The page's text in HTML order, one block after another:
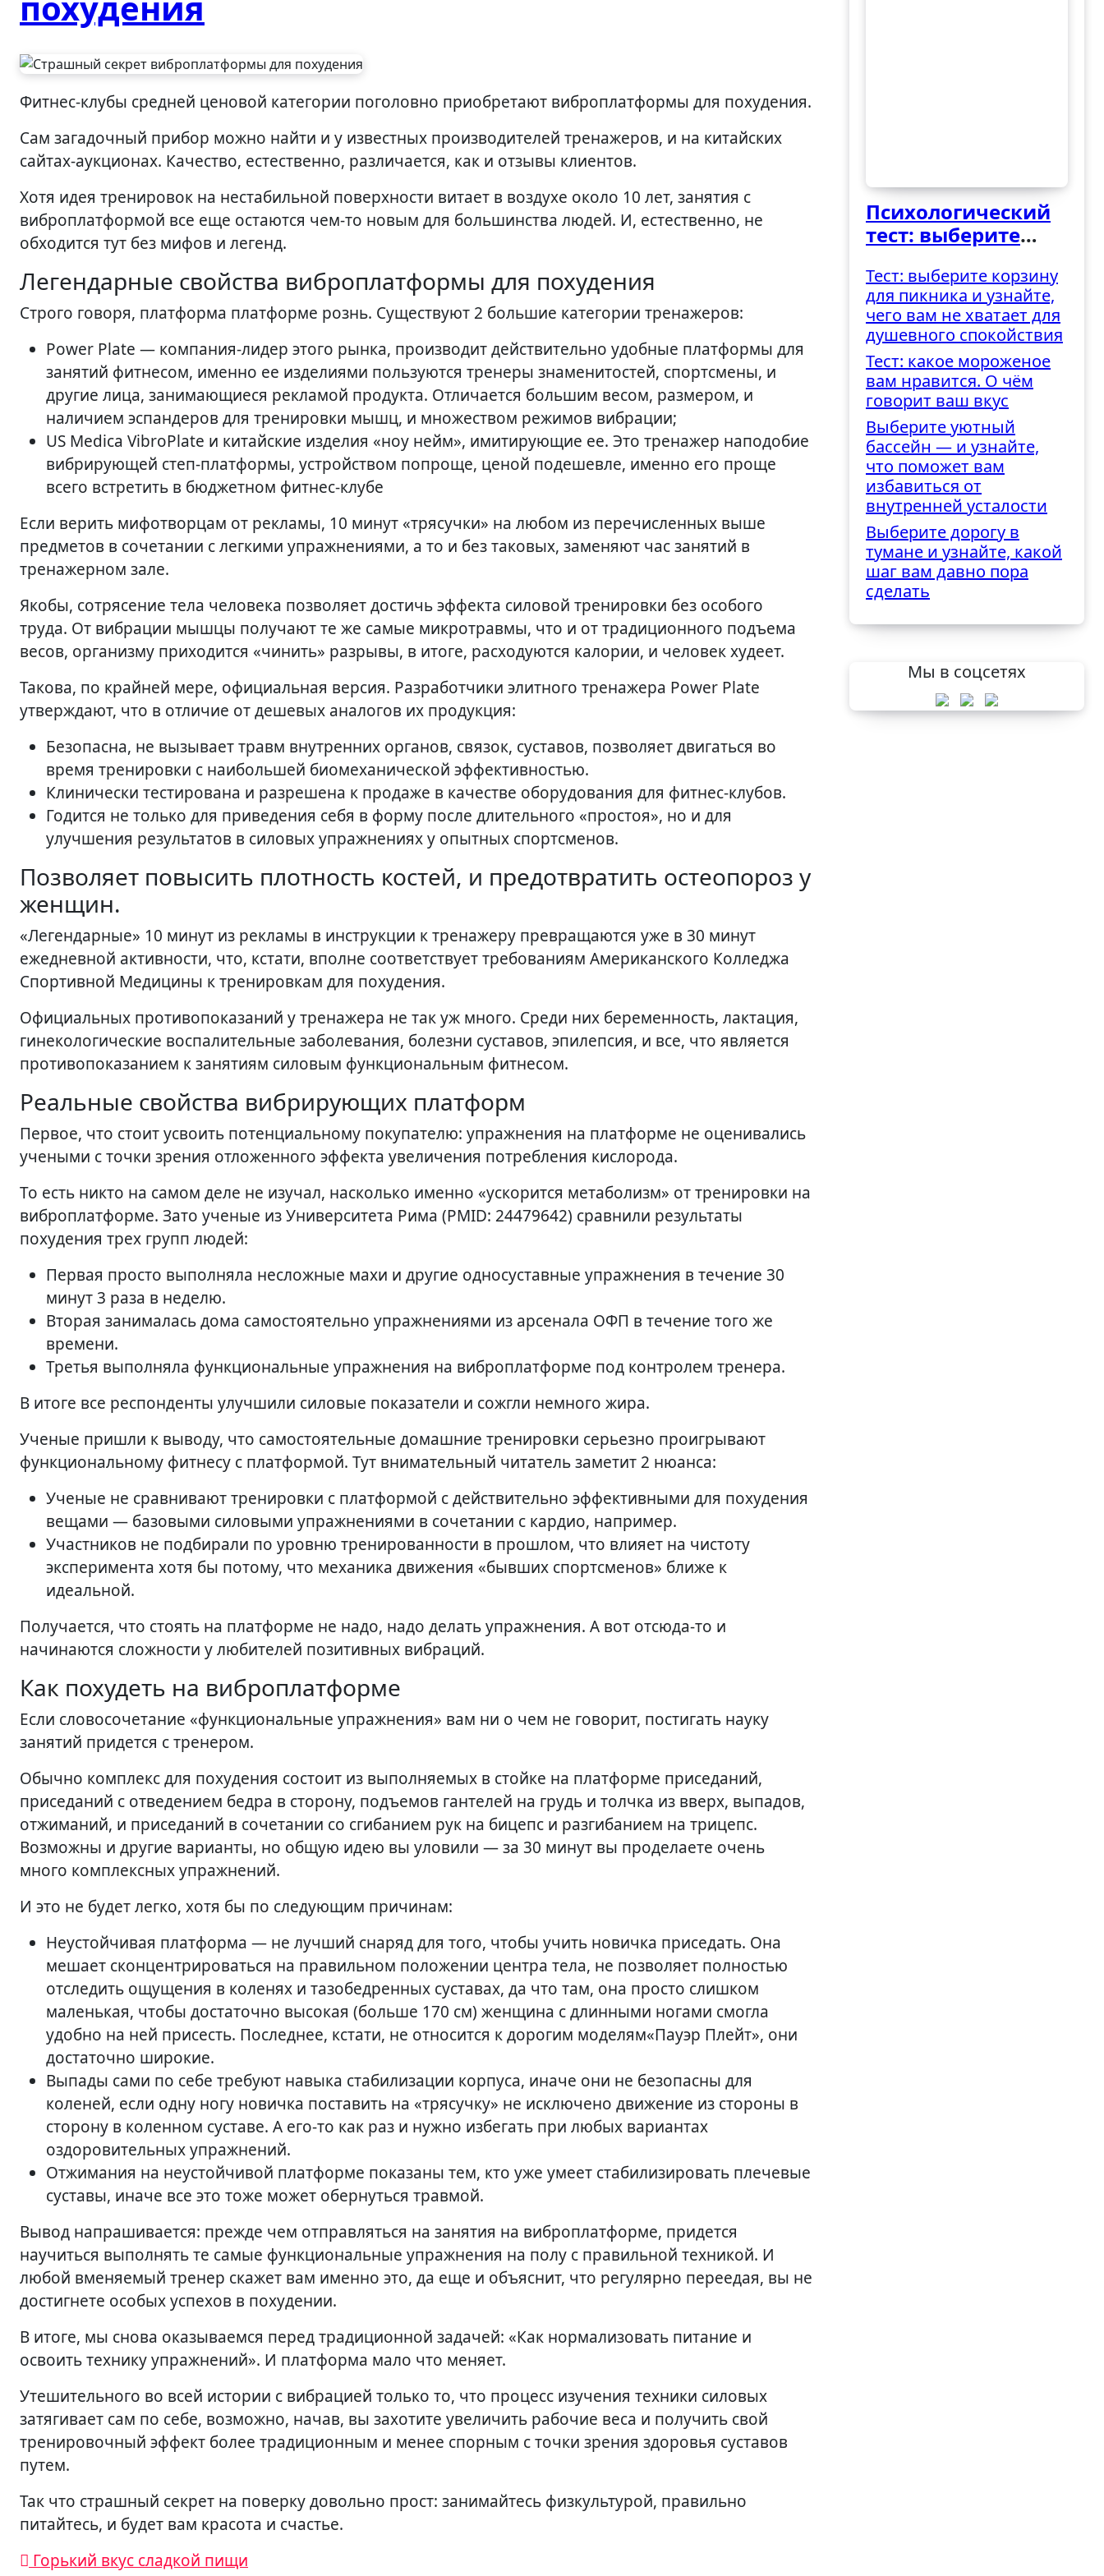
Фитнес-клубы средней ценовой категории поголовно приобретают виброплатформы для похудения.
Сам загадочный прибор можно найти и у известных производителей тренажеров, и на китайских
сайтах-аукционах. Качество, естественно, различается, как и отзывы клиентов.
Хотя идея тренировок на нестабильной поверхности витает в воздухе около 10 лет, занятия с
виброплатформой все еще остаются чем-то новым для большинства людей. И, естественно, не
обходится тут без мифов и легенд.
Легендарные свойства виброплатформы для похудения
Строго говоря, платформа платформе рознь. Существуют 2 большие категории тренажеров:
Power Plate — компания-лидер этого рынка, производит действительно удобные платформы для
занятий фитнесом, именно ее изделиями пользуются тренеры знаменитостей, спортсмены, и
другие лица, занимающиеся рекламой продукта. Отличается большим весом, размером, и
наличием эспандеров для тренировки мышц, и множеством режимов вибрации;
US Medica VibroPlate и китайские изделия «ноу нейм», имитирующие ее. Это тренажер наподобие
вибрирующей степ-платформы, устройством попроще, ценой подешевле, именно его проще
всего встретить в бюджетном фитнес-клубе
Если верить мифотворцам от рекламы, 10 минут «трясучки» на любом из перечисленных выше
предметов в сочетании с легкими упражнениями, а то и без таковых, заменяют час занятий в
тренажерном зале.
Якобы, сотрясение тела человека позволяет достичь эффекта силовой тренировки без особого
труда. От вибрации мышцы получают те же самые микротравмы, что и от традиционного подъема
весов, организму приходится «чинить» разрывы, в итоге, расходуются калории, и человек худеет.
Такова, по крайней мере, официальная версия. Разработчики элитного тренажера Power Plate
утверждают, что в отличие от дешевых аналогов их продукция:
Безопасна, не вызывает травм внутренних органов, связок, суставов, позволяет двигаться во
время тренировки с наибольшей биомеханической эффективностью.
Клинически тестирована и разрешена к продаже в качестве оборудования для фитнес-клубов.
Годится не только для приведения себя в форму после длительного «простоя», но и для
улучшения результатов в силовых упражнениях у опытных спортсменов.
Позволяет повысить плотность костей, и предотвратить остеопороз у
женщин.
«Легендарные» 10 минут из рекламы в инструкции к тренажеру превращаются уже в 30 минут
ежедневной активности, что, кстати, вполне соответствует требованиям Американского Колледжа
Спортивной Медицины к тренировкам для похудения.
Официальных противопоказаний у тренажера не так уж много. Среди них беременность, лактация,
гинекологические воспалительные заболевания, болезни суставов, эпилепсия, и все, что является
противопоказанием к занятиям силовым функциональным фитнесом.
Реальные свойства вибрирующих платформ
Первое, что стоит усвоить потенциальному покупателю: упражнения на платформе не оценивались
учеными с точки зрения отложенного эффекта увеличения потребления кислорода.
То есть никто на самом деле не изучал, насколько именно «ускорится метаболизм» от тренировки на
виброплатформе. Зато ученые из Университета Рима (PMID: 24479642) сравнили результаты
похудения трех групп людей:
Первая просто выполняла несложные махи и другие односуставные упражнения в течение 30
минут 3 раза в неделю.
Вторая занималась дома самостоятельно упражнениями из арсенала ОФП в течение того же
времени.
Третья выполняла функциональные упражнения на виброплатформе под контролем тренера.
В итоге все респонденты улучшили силовые показатели и сожгли немного жира.
Ученые пришли к выводу, что самостоятельные домашние тренировки серьезно проигрывают
функциональному фитнесу с платформой. Тут внимательный читатель заметит 2 нюанса:
Ученые не сравнивают тренировки с платформой с действительно эффективными для похудения
вещами — базовыми силовыми упражнениями в сочетании с кардио, например.
Участников не подбирали по уровню тренированности в прошлом, что влияет на чистоту
эксперимента хотя бы потому, что механика движения «бывших спортсменов» ближе к
идеальной.
Получается, что стоять на платформе не надо, надо делать упражнения. А вот отсюда-то и
начинаются сложности у любителей позитивных вибраций.
Как похудеть на виброплатформе
Если словосочетание «функциональные упражнения» вам ни о чем не говорит, постигать науку
занятий придется с тренером.
Обычно комплекс для похудения состоит из выполняемых в стойке на платформе приседаний,
приседаний с отведением бедра в сторону, подъемов гантелей на грудь и толчка из вверх, выпадов,
отжиманий, и приседаний в сочетании со сгибанием рук на бицепс и разгибанием на трицепс.
Возможны и другие варианты, но общую идею вы уловили — за 30 минут вы проделаете очень
много комплексных упражнений.
И это не будет легко, хотя бы по следующим причинам:
Неустойчивая платформа — не лучший снаряд для того, чтобы учить новичка приседать. Она
мешает сконцентрироваться на правильном положении центра тела, не позволяет полностью
отследить ощущения в коленях и тазобедренных суставах, да что там, она просто слишком
маленькая, чтобы достаточно высокая (больше 170 см) женщина с длинными ногами смогла
удобно на ней присесть. Последнее, кстати, не относится к дорогим моделям«Пауэр Плейт», они
достаточно широкие.
Выпады сами по себе требуют навыка стабилизации корпуса, иначе они не безопасны для
коленей, если одну ногу новичка поставить на «трясучку» не исключено движение из стороны в
сторону в коленном суставе. А его-то как раз и нужно избегать при любых вариантах
оздоровительных упражнений.
Отжимания на неустойчивой платформе показаны тем, кто уже умеет стабилизировать плечевые
суставы, иначе все это тоже может обернуться травмой.
Вывод напрашивается: прежде чем отправляться на занятия на виброплатформе, придется
научиться выполнять те самые функциональные упражнения на полу с правильной техникой. И
любой вменяемый тренер скажет вам именно это, да еще и объяснит, что регулярно переедая, вы не
достигнете особых успехов в похудении.
В итоге, мы снова оказываемся перед традиционной задачей: «Как нормализовать питание и
освоить технику упражнений». И платформа мало что меняет.
Утешительного во всей истории с вибрацией только то, что процесс изучения техники силовых
затягивает сам по себе, возможно, начав, вы захотите увеличить рабочие веса и получить свой
тренировочный эффект более традиционным и менее спорным с точки зрения здоровья суставов
путем.
Так что страшный секрет на поверку довольно прост: занимайтесь физкультурой, правильно
питайтесь, и будет вам красота и счастье.
Навигация
Горький вкус сладкой пищи
Психологический
тест: выберите
как вы
справляетесь с
трудностями
Тест: выберите корзину
для пикника и узнайте,
чего вам не хватает для
душевного спокойствия
Тест: какое мороженое
вам нравится. О чём
говорит ваш вкус
Выберите уютный
бассейн — и узнайте,
что поможет вам
избавиться от
внутренней усталости
Выберите дорогу в
тумане и узнайте, какой
шаг вам давно пора
сделать
Мы в соцсетях